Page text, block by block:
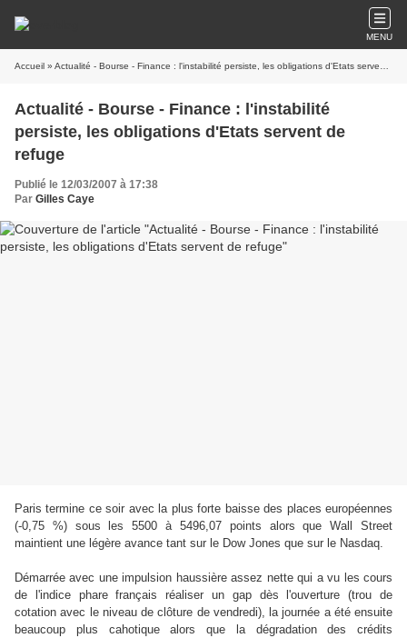
MENU
Accueil » Actualité - Bourse - Finance : l'instabilité persiste, les obligations d'Etats servent de refuge
Actualité - Bourse - Finance : l'instabilité
persiste, les obligations d'Etats servent de
refuge
Publié le 12/03/2007 à 17:38
Par Gilles Caye
Paris termine ce soir avec la plus forte baisse des places européennes
(-0,75 %) sous les 5500 à 5496,07 points alors que Wall Street
maintient une légère avance tant sur le Dow Jones que sur le Nasdaq.
Démarrée avec une impulsion haussière assez nette qui a vu les cours
de l'indice phare français réaliser un gap dès l'ouverture (trou de
cotation avec le niveau de clôture de vendredi), la journée a été ensuite
beaucoup plus cahotique alors que la dégradation des crédits